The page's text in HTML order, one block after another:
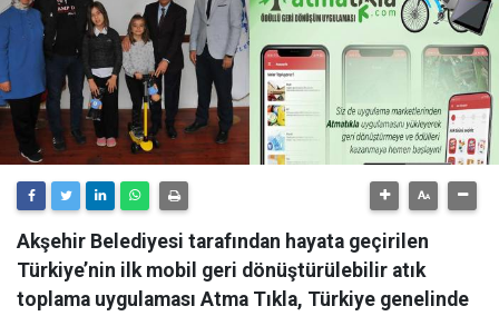
Akşehir Belediyesi tarafından hayata geçirilen
Türkiye’nin ilk mobil geri dönüştürülebilir atık
toplama uygulaması Atma Tıkla, Türkiye genelinde